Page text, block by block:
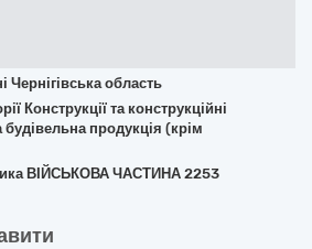
Чернігівська область
Конструкції та конструкційні
продукція (крім
ВІЙСЬКОВА ЧАСТИНА 2253